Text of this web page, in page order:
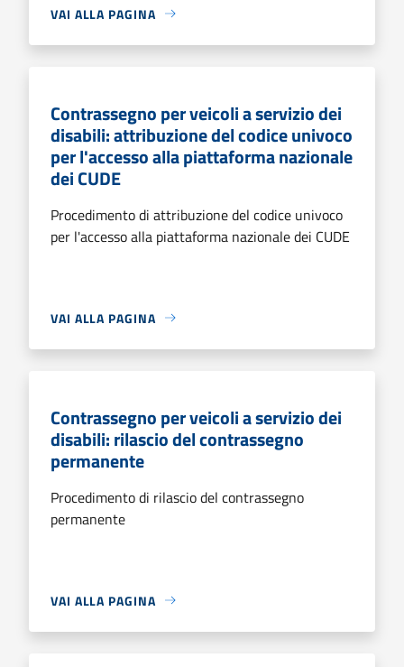
VAI ALLA PAGINA
Contrassegno per veicoli a servizio dei
disabili: attribuzione del codice univoco
per l'accesso alla piattaforma nazionale
dei CUDE
Procedimento di attribuzione del codice univoco
per l'accesso alla piattaforma nazionale dei CUDE
VAI ALLA PAGINA
Contrassegno per veicoli a servizio dei
disabili: rilascio del contrassegno
permanente
Procedimento di rilascio del contrassegno
permanente
VAI ALLA PAGINA